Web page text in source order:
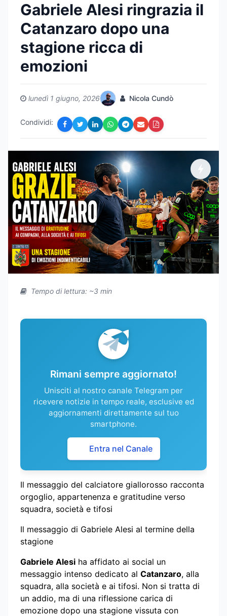
Gabriele Alesi ringrazia il
Catanzaro dopo una
stagione ricca di
emozioni
lunedì 1 giugno, 2026 Nicola Cundò
Condividi:
Tempo di lettura: ~3 min
Rimani sempre aggiornato!
Unisciti al nostro canale Telegram per
ricevere notizie in tempo reale, esclusive ed
aggiornamenti direttamente sul tuo
smartphone.
Entra nel Canale
Il messaggio del calciatore giallorosso racconta
orgoglio, appartenenza e gratitudine verso
squadra, società e tifosi
Il messaggio di Gabriele Alesi al termine della
stagione
Gabriele Alesi ha affidato ai social un
messaggio intenso dedicato al Catanzaro, alla
squadra, alla società e ai tifosi. Non si tratta di
un addio, ma di una riflessione carica di
emozione dopo una stagione vissuta con